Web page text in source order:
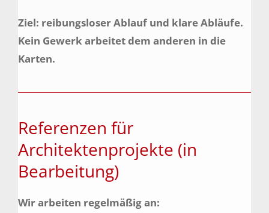
Ziel: reibungsloser Ablauf und klare Abläufe.
Kein Gewerk arbeitet dem anderen in die
Karten.
Referenzen für
Architektenprojekte (in
Bearbeitung)
Wir arbeiten regelmäßig an: